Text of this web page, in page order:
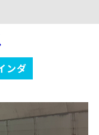
ンダ